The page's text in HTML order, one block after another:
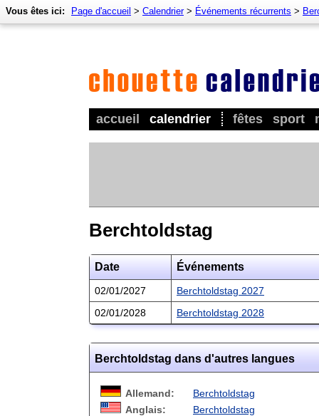
accueil calendrier fêtes sport
Vous êtes ici: Page d'accueil > Calendrier> Événements récurrents >
Berchtoldstag
Date Événements
02/01/2027
Berchtoldstag 2027
02/01/2028
Berchtoldstag 2028
Berchtoldstag dans d'autres langues
Allemand:
Berchtoldstag
Anglais:
Berchtoldstag